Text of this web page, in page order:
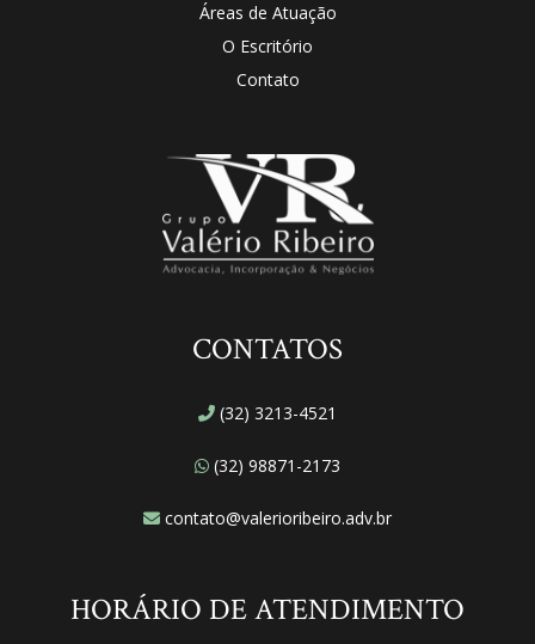
Áreas de Atuação
O Escritório
Contato
CONTATOS
(32) 3213-4521
(32) 98871-2173
contato@valerioribeiro.adv.br
HORÁRIO DE ATENDIMENTO